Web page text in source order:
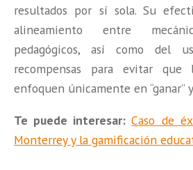
resultados por sí sola. Su
alineamiento entre
pedagógicos, así como del
recompensas para evitar que
enfoquen únicamente en “ganar”
Te puede interesar: Caso de
Monterrey y la gamificación